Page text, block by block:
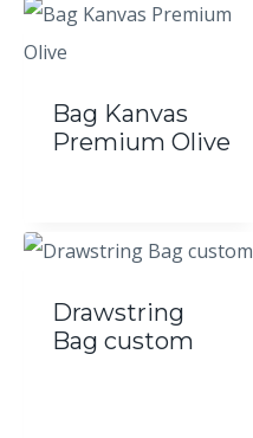
Bag Kanvas
Premium Olive
Drawstring
Bag custom